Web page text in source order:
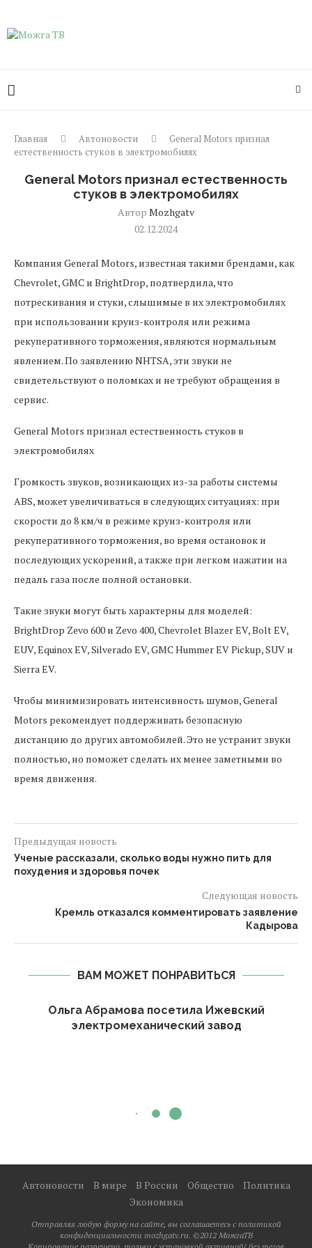
Главная Автоновости
General Motors признал
естественность стуков в электромобилях
General Motors признал естественность
стуков в электромобилях
Автор Mozhgatv
02.12.2024
Компания General Motors, известная такими брендами, как
Chevrolet, GMC и BrightDrop, подтвердила, что
потрескивания и стуки, слышимые в их электромобилях
при использовании круиз-контроля или режима
рекуперативного торможения, являются нормальным
явлением. По заявлению NHTSA, эти звуки не
свидетельствуют о поломках и не требуют обращения в
сервис.
General Motors признал естественность стуков в
электромобилях
Громкость звуков, возникающих из-за работы системы
ABS, может увеличиваться в следующих ситуациях: при
скорости до 8 км/ч в режиме круиз-контроля или
рекуперативного торможения, во время остановок и
последующих ускорений, а также при легком нажатии на
педаль газа после полной остановки.
Такие звуки могут быть характерны для моделей:
BrightDrop Zevo 600 и Zevo 400, Chevrolet Blazer EV, Bolt EV,
EUV, Equinox EV, Silverado EV, GMC Hummer EV Pickup, SUV и
Sierra EV.
Чтобы минимизировать интенсивность шумов, General
Motors рекомендует поддерживать безопасную
дистанцию до других автомобилей. Это не устранит звуки
полностью, но поможет сделать их менее заметными во
время движения.
Предыдущая новость
Ученые рассказали, сколько воды нужно пить для
похудения и здоровья почек
Следующая новость
Кремль отказался комментировать заявление
Кадырова
ВАМ МОЖЕТ ПОНРАВИТЬСЯ
Ольга Абрамова посетила Ижевский
электромеханический завод
Автоновости В мире В России Общество
Политика
Экономика
Отправляя любую форму на сайте, вы соглашаетесь с политикой
конфиденциальности mozhgatv.ru. ©2012 МожгаТВ